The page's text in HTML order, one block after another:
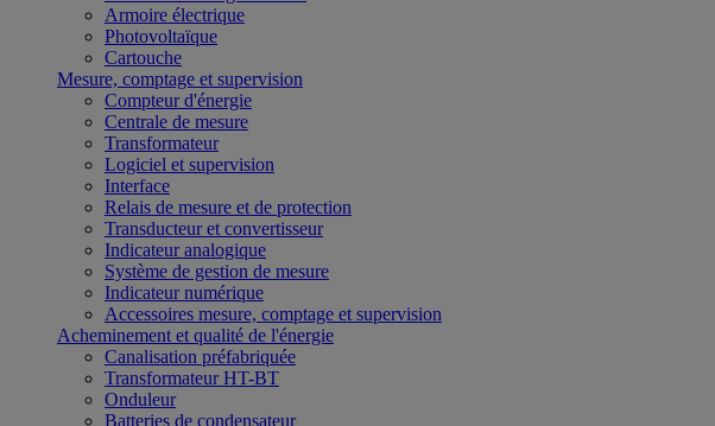
Armoire électrique
Photovoltaïque
Cartouche
Mesure, comptage et supervision
Compteur d'énergie
Centrale de mesure
Transformateur
Logiciel et supervision
Interface
Relais de mesure et de protection
Transducteur et convertisseur
Indicateur analogique
Système de gestion de mesure
Indicateur numérique
Accessoires mesure, comptage et supervision
Acheminement et qualité de l'énergie
Canalisation préfabriquée
Transformateur HT-BT
Onduleur
Batteries de condensateur